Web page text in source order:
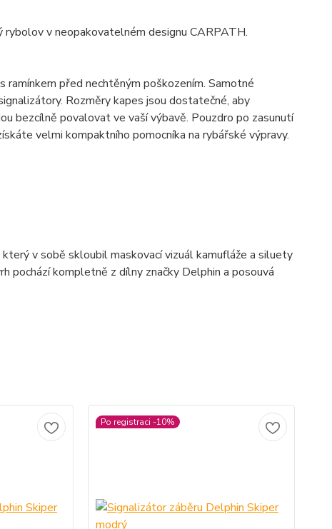
rybolov v neopakovatelném designu CARPATH.
ramínkem před nechtěným poškozením. Samotné
Rozměry kapes jsou dostatečné, aby
bezcílně povalovat ve vaší výbavě. Pouzdro po zasunutí
velmi kompaktního pomocníka na rybářské výpravy.
v sobě skloubil maskovací vizuál kamufláže a siluety
pochází kompletně z dílny značky Delphin a posouvá
Po registraci -10%